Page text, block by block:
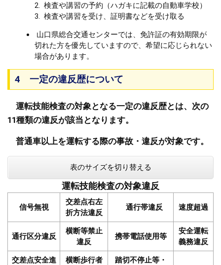
検査や講習の予約（ハガキに記載の自動車学校）
検査や講習を受け、証明書などを受け取る
山口県総合交通センターでは、免許証の有効期限が
切れた方を優先していますので、希望に応じられない
場合があります。
4 一定の違反歴について
運転技能検査の対象となる一定の違反歴とは、次の
11種類の違反が該当となります。
普通車以上を運転する際の事故・違反が対象です。
表のサイズを切り替える
運転技能検査の対象違反
信号無視
交差点右左
折方法違反
通行帯違反 速度超過
通行区分違反
横断等禁止
違反
携帯電話使用等
安全運転
義務違反
交差点安全進
横断歩行者
踏切不停止等・